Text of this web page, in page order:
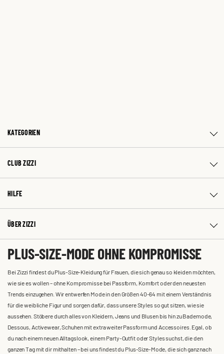
KATEGORIEN
CLUB ZIZZI
HILFE
ÜBER ZIZZI
PLUS-SIZE-MODE OHNE KOMPROMISSE
Bei Zizzi findest du Plus-Size-Kleidung für Frauen, die sich genau so kleiden möchten,
wie sie es wollen – ohne Kompromisse bei Passform, Komfort oder den neuesten
Trends einzugehen. Wir entwerfen Mode in den Größen 40-64 mit einem Verständnis
für die weibliche Figur und sorgen dafür, dass unsere Styles so gut sitzen, wie sie
aussehen. Stöbere durch alles von Kleidern, Jeans und Blusen bis hin zu Bademode,
Dessous, Activewear, Schuhen mit extra weiter Passform und Accessoires. Egal, ob
du nach einem neuen Alltagslook, einem Party-Outfit oder Styles suchst, die den
ganzen Tag mit dir mithalten – bei uns findest du Plus-Size-Mode, die sich ganz nach